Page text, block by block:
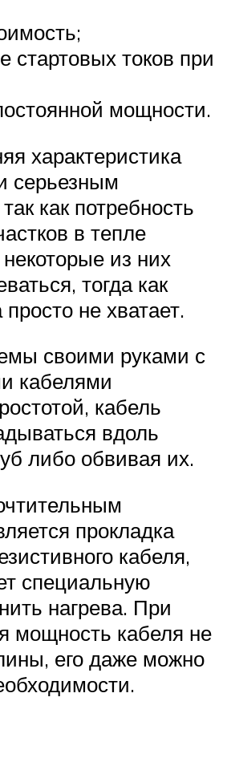
стартовых токов при
мощности.
характеристика
серьезным
как потребность
в тепле
из них
тогда как
не хватает.
своими руками с
кабелями
кабель
вдоль
либо обвивая их.
прокладка
кабеля,
специальную
нагрева. При
мощность кабеля не
его даже можно